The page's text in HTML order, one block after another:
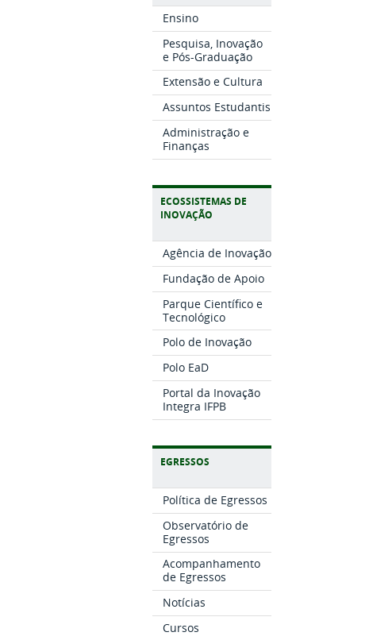
Ensino
Pesquisa, Inovação
e Pós-Graduação
Extensão e Cultura
Assuntos Estudantis
Administração e
Finanças
ECOSSISTEMAS DE
INOVAÇÃO
Agência de Inovação
Fundação de Apoio
Parque Científico e
Tecnológico
Polo de Inovação
Polo EaD
Portal da Inovação
Integra IFPB
EGRESSOS
Política de Egressos
Observatório de
Egressos
Acompanhamento
de Egressos
Notícias
Cursos